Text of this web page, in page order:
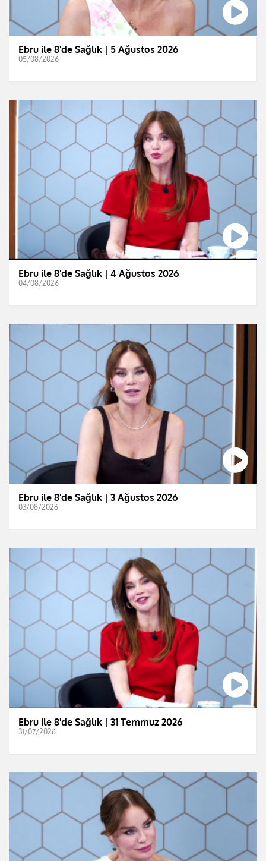
Ebru ile 8'de Sağlık | 5 Ağustos 2026
05/08/2026
Ebru ile 8'de Sağlık | 4 Ağustos 2026
04/08/2026
Ebru ile 8'de Sağlık | 3 Ağustos 2026
03/08/2026
Ebru ile 8'de Sağlık | 31 Temmuz 2026
31/07/2026